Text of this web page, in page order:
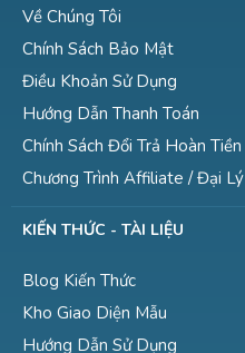
Về Chúng Tôi
Chính Sách Bảo Mật
Điều Khoản Sử Dụng
Hướng Dẫn Thanh Toán
Chính Sách Đổi Trả Hoàn Tiền
Chương Trình Affiliate / Đại Lý
KIẾN THỨC - TÀI LIỆU
Blog Kiến Thức
Kho Giao Diện Mẫu
Hướng Dẫn Sử Dụng